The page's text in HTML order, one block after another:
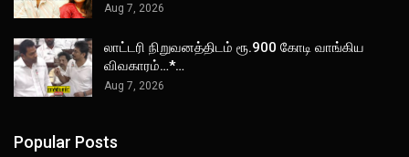
Aug 7, 2026
லாட்டரி நிறுவனத்திடம் ரூ.900 கோடி வாங்கிய
விவகாரம்…*…
Aug 7, 2026
Popular Posts